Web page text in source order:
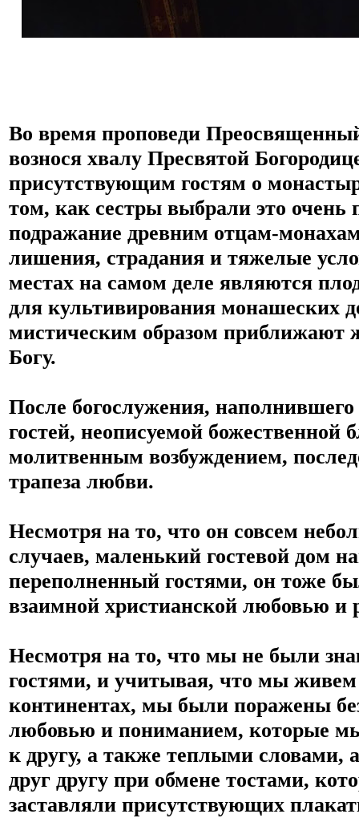
Во время проповеди
вознося хвалу Пресвятой
присутствующим гостям о
том, как сестры выбрали это очень
подражание древним отцам-
лишения, страдания и тяжелые
местах на самом деле являются
для культивирования монашеских
мистическим образом приближают
Богу.
После богослужения, наполнившего
гостей, неописуемой божественной
молитвенным возбуждением,
трапеза любви.
Несмотря на то, что он совсем
случаев, маленький гостевой дом
переполненный гостями, он тоже
взаимной христианской любовью и
Несмотря на то, что мы не были
гостями, и учитывая, что мы
континентах, мы были поражены
любовью и пониманием, которые
к другу, а также теплыми словами,
друг другу при обмене тостами,
заставляли присутствующих